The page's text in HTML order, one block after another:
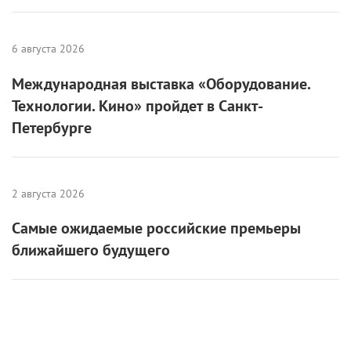
6 августа 2026
Международная выставка «Оборудование.
Технологии. Кино» пройдет в Санкт-
Петербурге
2 августа 2026
Самые ожидаемые российские премьеры
ближайшего будущего